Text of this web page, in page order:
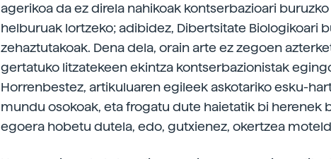
agerikoa da ez direla nahikoak kontserbazioari
helburuak lortzeko; adibidez, Dibertsitate Biologikoari
zehaztutakoak. Dena dela, orain arte ez zegoen
gertatuko litzatekeen ekintza kontserbazionistak
Horrenbestez, artikuluaren egileek askotariko esku-
mundu osokoak, eta frogatu dute haietatik bi herenek
egoera hobetu dutela, edo, gutxienez, okertzea